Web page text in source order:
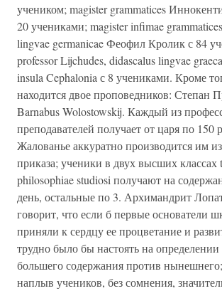
учеником; magister grammatices
20 учениками; magister infimae
lingvae germanicae Феофил Кролик с 84
professor Lijchudes, didascalus lingvae
insula Cephalonia с 8 учениками. Кроме
находится двое проповедников: Степан
Barnabus Wolostowskij. Каждый из
преподавателей получает от царя по 150
Жалованье аккуратно производится им
приказа; ученики в двух высших классах
philosophiae studiosi получают на
день, остальные по 3. Архимандрит
говорит, что если б первые основатели
приняли к сердцу ее процветание и
трудно было бы настоять на
большего содержания против нынешнего;
наплыв учеников, без сомнения,